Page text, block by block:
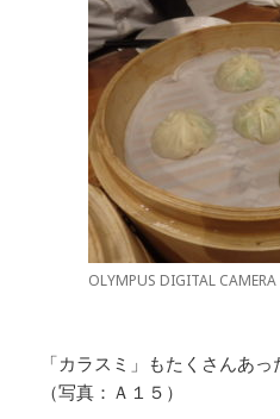
OLYMPUS DIGITAL CAMERA
「カラスミ」もたくさんあ
（写真：Ａ１５）